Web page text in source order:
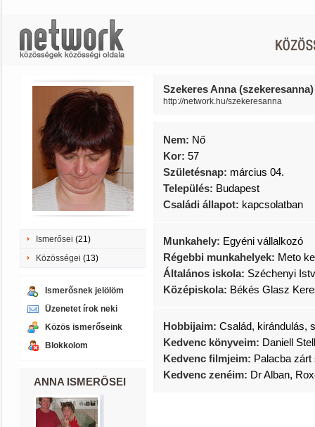
Ismerősei (21)
Közösségei (13)
Ismerősnek jelölöm
Üzenetet írok neki
Közös ismerőseink
Blokkolom
ANNA ISMERŐSEI
Szekeres Anna (szekeresanna)
http://network.hu/szekeresanna
Nem: Nő
Kor: 57
Születésnap: március 04.
Település: Budapest
Családi állapot: kapcsolatban
Munkahely: Egyéni vállalkozó
Régebbi munkahelyek: Meto
Általános iskola: Széchenyi
Középiskola: Békés Glasz
Hobbijaim: Család, kirándulás,
Kedvenc könyveim: Daniell Stell
Kedvenc filmjeim: Palacba
Kedvenc zenéim: Dr Alban,